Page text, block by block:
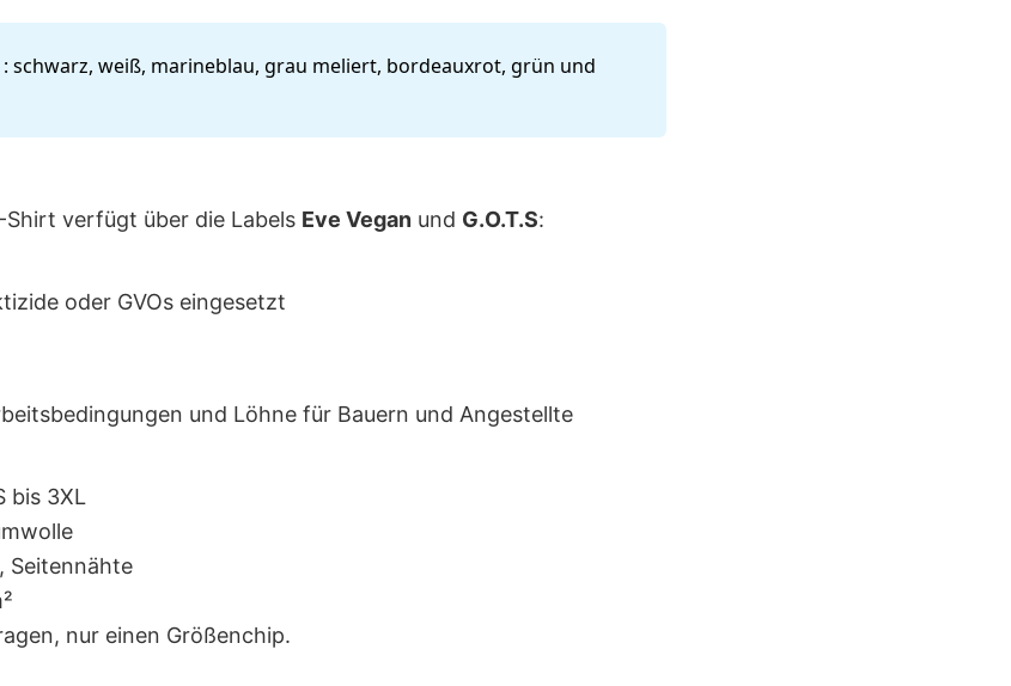
: schwarz, weiß, marineblau, grau meliert, bordeauxrot, grün und
verfügt über die Labels Eve Vegan und G.O.T.S:
oder GVOs eingesetzt
und Löhne für Bauern und Angestellte
bis 3XL
Seitennähte
nur einen Größenchip.